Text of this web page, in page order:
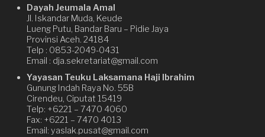
Dayah Jeumala Amal
Jl. Iskandar Muda, Keude
Lueng Putu, Bandar Baru – Pidie Jaya
Provinsi Aceh. 24184
Telp : 0853-2049-0431
Email : dja.sekretariat@gmail.com
Yayasan Teuku Laksamana Haji Ibrahim
Gunung Indah Raya No. 55B
Cirendeu, Ciputat 15419
Telp: +6221 – 7470 4060
Fax: +6221 – 7470 4013
Email: yaslak.pusat@gmail.com